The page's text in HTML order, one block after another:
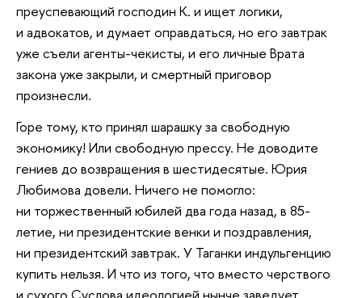
преуспевающий господин К. и ищет логики,
и адвокатов, и думает оправдаться, но его завтрак
уже съели агенты-чекисты, и его личные Врата
закона уже закрыли, и смертный приговор
произнесли.
Горе тому, кто принял шарашку за свободную
экономику! Или свободную прессу. Не доводите
гениев до возвращения в шестидесятые. Юрия
Любимова довели. Ничего не помогло:
ни торжественный юбилей два года назад, в 85-
летие, ни президентские венки и поздравления,
ни президентский завтрак. У Таганки индульгенцию
купить нельзя. И что из того, что вместо черствого